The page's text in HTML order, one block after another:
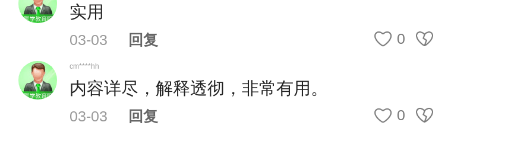
实用
03-03 回复 0
cm****hh
内容详尽，解释透彻，非常有用。
03-03 回复 0